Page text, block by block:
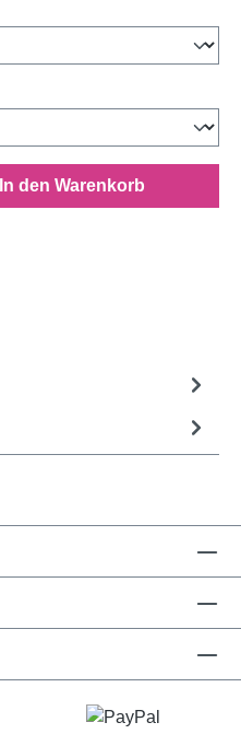
gewünschten
In den Warenkorb